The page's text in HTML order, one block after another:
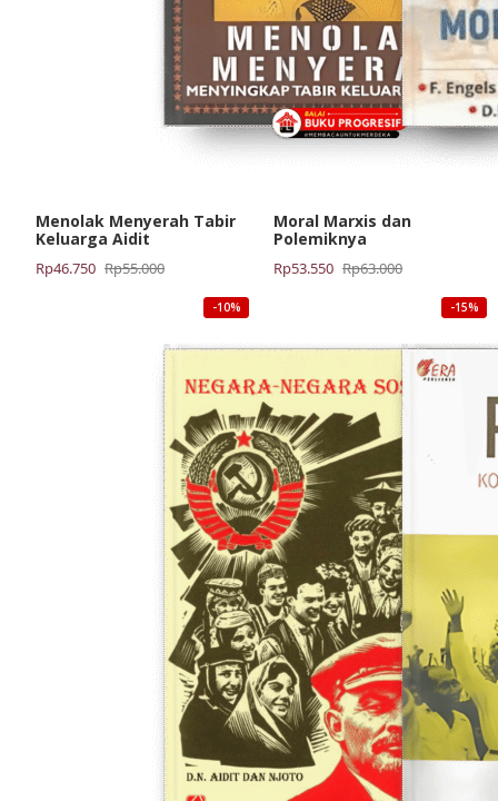
Menolak Menyerah Tabir
Keluarga Aidit
Rp55.000
Harga
Rp46.750
Harga
Moral Marxis dan
Polemiknya
Rp63.000
Harga
Rp53.550
Harga
-10% -15%